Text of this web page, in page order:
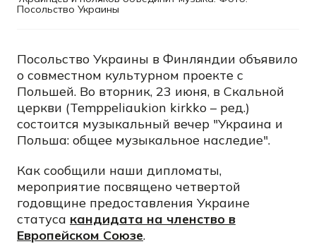
Посольство Украины
Посольство Украины в Финляндии объявило
о совместном культурном проекте с
Польшей. Во вторник, 23 июня, в Скальной
церкви (Temppeliaukion kirkko – ред.)
состоится музыкальный вечер "Украина и
Польша: общее музыкальное наследие".
Как сообщили наши дипломаты,
мероприятие посвящено четвертой
годовщине предоставления Украине
статуса кандидата на членство в
Европейском Союзе.